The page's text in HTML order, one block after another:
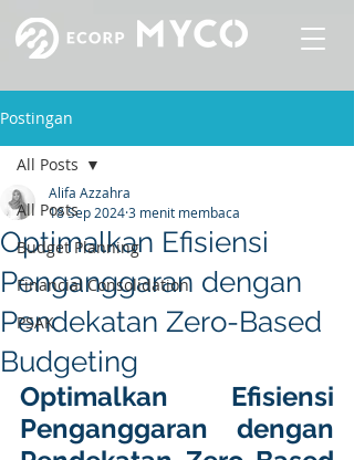
Postingan
All Posts
Budget Planning
Financial Consolidation
PSAK
All Posts
Optimalkan Efisiensi
Penganggaran dengan
Pendekatan Zero-Based
Budgeting
Alifa Azzahra
18 Sep 20243 menit membaca
Optimalkan Efisiensi
Penganggaran dengan